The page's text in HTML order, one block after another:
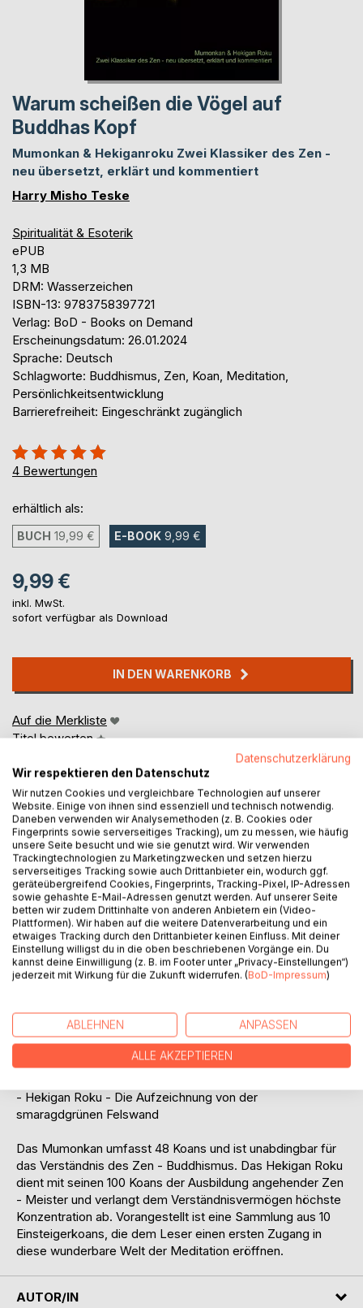
Warum scheißen die Vögel auf
Buddhas Kopf
Mumonkan & Hekiganroku Zwei Klassiker des Zen -
neu übersetzt, erklärt und kommentiert
Harry Misho Teske
Spiritualität & Esoterik
ePUB
1,3 MB
DRM: Wasserzeichen
ISBN-13: 9783758397721
Verlag: BoD - Books on Demand
Erscheinungsdatum: 26.01.2024
Sprache: Deutsch
Schlagworte: Buddhismus, Zen, Koan, Meditation,
Persönlichkeitsentwicklung
Barrierefreiheit: Eingeschränkt zugänglich
Bewertung::
100%
4 Bewertungen
erhältlich als:
BUCH 19,99 € E-BOOK 9,99 €
9,99 €
inkl. MwSt.
sofort verfügbar als Download
IN DEN WARENKORB
Auf die Merkliste
Titel bewerten
BESCHREIBUNG
Koans sind scheinbar unlösbare Aufgaben, die Zen -
Meister ihren Schülern stellen. Auf den Laien wirken sie
paradox und sinnlos. Diese Meditationsaufgaben dienen
der Ausbildung des Zen - Schülers und öffnen eine Ebene
des Geistes, die dem rationalen, westlichen Denken
800 Jahre alten Hauptwerke der Koanausboldung neu
übersetzt, erklärt, kommentiert und erstmalig in deutscher
Sprache in einem Buch vereint.
- Hekigan Roku - Die Aufzeichnung von der
smaragdgrünen Felswand
Das Mumonkan umfasst 48 Koans und ist unabdingbar für
das Verständnis des Zen - Buddhismus. Das Hekigan Roku
dient mit seinen 100 Koans der Ausbildung angehender Zen
- Meister und verlangt dem Verständnisvermögen höchste
Konzentration ab. Vorangestellt ist eine Sammlung aus 10
Einsteigerkoans, die dem Leser einen ersten Zugang in
diese wunderbare Welt der Meditation eröffnen.
AUTOR/IN
Datenschutzerklärung
Wir respektieren den Datenschutz
Wir nutzen Cookies und vergleichbare Technologien auf unserer
Website. Einige von ihnen sind essenziell und technisch notwendig.
Daneben verwenden wir Analysemethoden (z. B. Cookies oder
Fingerprints sowie serverseitiges Tracking), um zu messen, wie häufig
unsere Seite besucht und wie sie genutzt wird. Wir verwenden
Trackingtechnologien zu Marketingzwecken und setzen hierzu
serverseitiges Tracking sowie auch Drittanbieter ein, wodurch ggf.
geräteübergreifend Cookies, Fingerprints, Tracking-Pixel, IP-Adressen
sowie gehashte E-Mail-Adressen genutzt werden. Auf unserer Seite
betten wir zudem Drittinhalte von anderen Anbietern ein (Video-
Plattformen). Wir haben auf die weitere Datenverarbeitung und ein
etwaiges Tracking durch den Drittanbieter keinen Einfluss. Mit deiner
Einstellung willigst du in die oben beschriebenen Vorgänge ein. Du
kannst deine Einwilligung (z. B. im Footer unter „Privacy-Einstellungen“)
jederzeit mit Wirkung für die Zukunft widerrufen. (BoD-Impressum)
ABLEHNEN ANPASSEN
ALLE AKZEPTIEREN